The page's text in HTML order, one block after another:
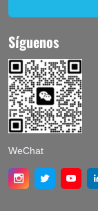
Síguenos
WeChat